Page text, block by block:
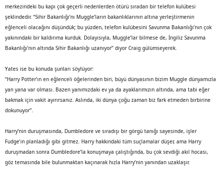
merkezindeki bu kapı çok geçerli nedenlerden ötürü sıradan bir telefon kulübesi
şeklindedir. “Sihir Bakanlığı’nı Muggle’ların bakanlıklarının altına yerleştirmenin
eğlenceli olacağını düşündük; bu yüzden, telefon kulübesini Savunma Bakanlığı’nın çok
yakınındaki bir kaldırıma kurduk. Dolayısıyla, Muggle’lar bilmese de, İngiliz Savunma
Bakanlığı’nın altında Sihir Bakanlığı uzanıyor” diyor Craig gülümseyerek.
Yates ise bu konuda şunları söylüyor:
“Harry Potter’ın en eğlenceli öğelerinden biri, büyü dünyasının bizim Muggle dünyamızla
yan yana var olması. Bazen yanımızdaki ev ya da ayaklarımızın altında, ama tabi eğer
bakmak için vakit ayırırsanız. Aslında, iki dünya çoğu zaman biz fark etmeden birbirine
dokunuyor”.
Harry’nin duruşmasında, Dumbledore ve sıradışı bir görgü tanığı sayesinde, işler
Fudge’ın planladığı gibi gitmez. Harry hakkındaki tüm suçlamalar düşer, ama Harry
duruşmadan sonra Dumbledore’la konuşmaya çalıştığında, bu çok sevdiği akıl hocası,
göz temasında bile bulunmaktan kaçınarak hızla Harry’nin yanından uzaklaşır.